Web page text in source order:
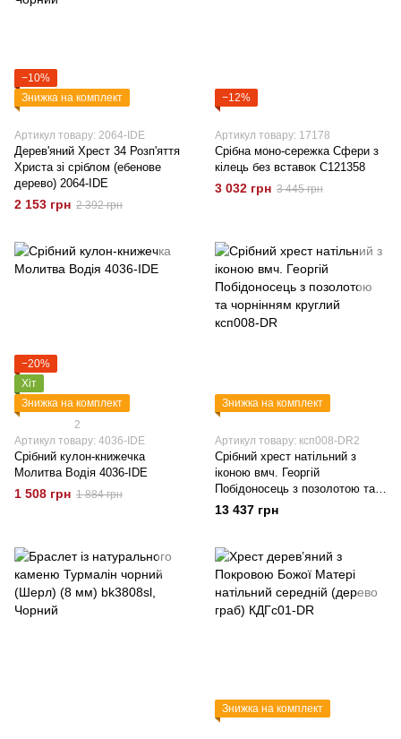
−10%
Знижка на комплект
Артикул товару: 2064-IDE
Дерев'яний Хрест 34 Розп'яття
Христа зі сріблом (ебенове
дерево) 2064-IDE
2 153 грн 2 392 грн
−12%
Артикул товару: 17178
Срібна моно-сережка Сфери з
кілець без вставок C121358
3 032 грн 3 445 грн
−20%
Хіт
Знижка на комплект
2
Артикул товару: 4036-IDE
Срібний кулон-книжечка
Молитва Водія 4036-IDE
1 508 грн 1 884 грн
Знижка на комплект
Артикул товару: ксп008-DR2
Срібний хрест натільний з
іконою вмч. Георгій
Побідоносець з позолотою та
чорнінням круглий ксп008-DR
13 437 грн
Знижка на комплект